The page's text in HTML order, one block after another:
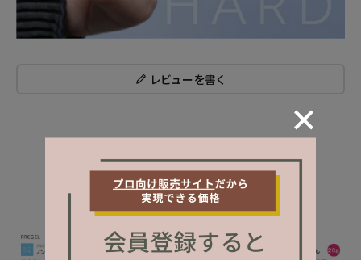
レビューを書く
NEW ITEM
新着商品